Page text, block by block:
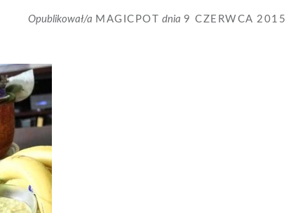
Opublikował/a MAGICPOT dnia 9 CZERWCA 2015